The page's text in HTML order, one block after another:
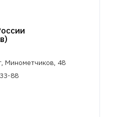
Минометчиков, 48
88